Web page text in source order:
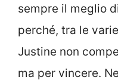
sempre il meglio
perché, tra le
Justine non
ma per vincere.